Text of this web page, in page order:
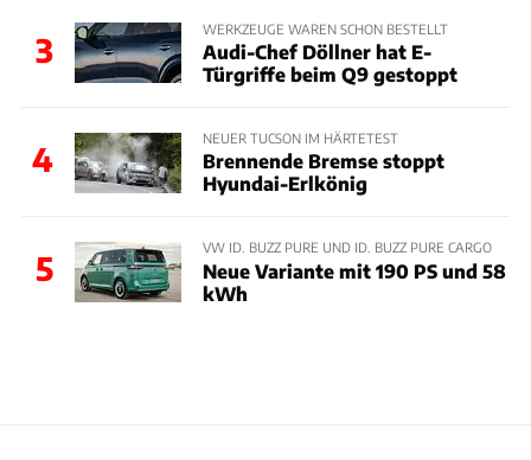
3
WERKZEUGE WAREN SCHON BESTELLT
Audi-Chef Döllner hat E-
Türgriffe beim Q9 gestoppt
4
NEUER TUCSON IM HÄRTETEST
Brennende Bremse stoppt
Hyundai-Erlkönig
5
VW ID. BUZZ PURE UND ID. BUZZ PURE CARGO
Neue Variante mit 190 PS und 58
kWh